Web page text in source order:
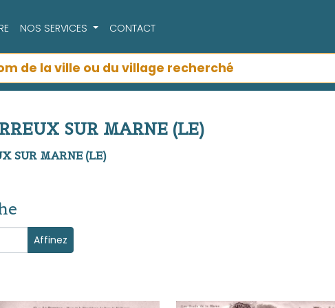
NOS SERVICES CONTACT
SUR MARNE (LE)
SUR MARNE (LE)
Affinez